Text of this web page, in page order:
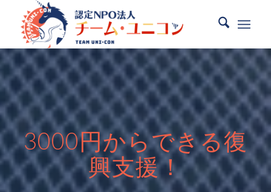
3000円からできる復
興支援！